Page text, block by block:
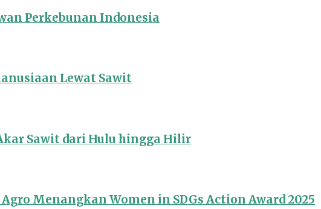
Perkebunan Indonesia
Lewat Sawit
Sawit dari Hulu hingga Hilir
Menangkan Women in SDGs Action Award 2025